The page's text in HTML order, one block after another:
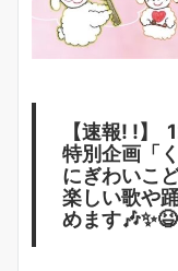
【速報! !】
特別企画「
にぎわいこ
楽しい歌や
めます